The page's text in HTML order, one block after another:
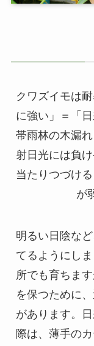
クワズイモは
に強い」＝「
帯雨林の木漏
射日光には負
当たりつづけ
が
明るい日陰な
てるようにし
所でも育ちま
を保つために
があります。
際は、薄手の